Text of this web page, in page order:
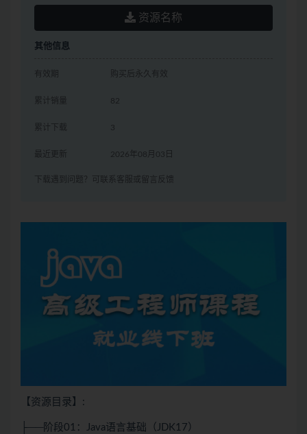
资源名称
其他信息
有效期 购买后永久有效
累计销量 82
累计下载 3
最近更新 2026年08月03日
下载遇到问题？可联系客服或留言反馈
【资源目录】:
├──阶段01： Java语言基础（JDK17）